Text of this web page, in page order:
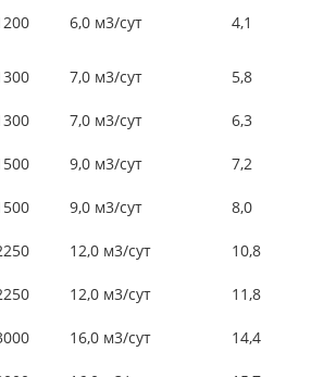
6,0 м3/сут 4,1
7,0 м3/сут
5,8
7,0 м3/сут
6,3
9,0 м3/сут
7,2
9,0 м3/сут
8,0
12,0 м3/сут
10,8
12,0 м3/сут
11,8
16,0 м3/сут
14,4